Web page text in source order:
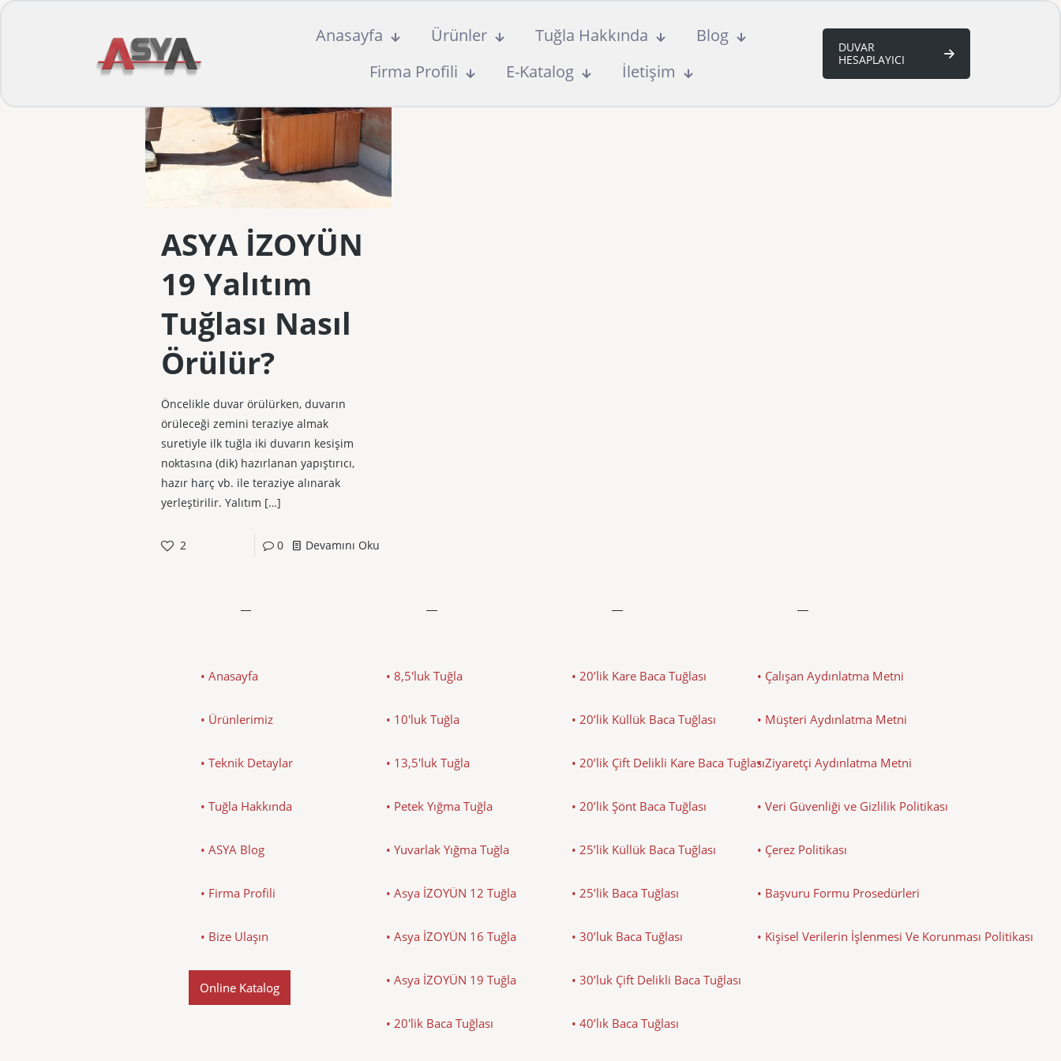
Anasayfa Ürünler Tuğla Hakkında
Blog
Firma Profili
E-Katalog İletişim
DUVAR
HESAPLAYICI
ASYA İZOYÜN
19 Yalıtım
Tuğlası Nasıl
Örülür?
Öncelikle duvar örülürken, duvarın
örüleceği zemini teraziye almak
suretiyle ilk tuğla iki duvarın kesişim
noktasına (dik) hazırlanan yapıştırıcı,
hazır harç vb. ile teraziye alınarak
yerleştirilir. Yalıtım […]
2 0 Devamını Oku
• Anasayfa
• Ürünlerimiz
• Teknik Detaylar
• Tuğla Hakkında
• ASYA Blog
• Firma Profili
• Bize Ulaşın
Online Katalog
• 8,5'luk Tuğla
• 10'luk Tuğla
• 13,5'luk Tuğla
• Petek Yığma Tuğla
• Yuvarlak Yığma Tuğla
• Asya İZOYÜN 12 Tuğla
• Asya İZOYÜN 16 Tuğla
• Asya İZOYÜN 19 Tuğla
• 20'lik Baca Tuğlası
• 20’lik Kare Baca Tuğlası
• 20’lik Küllük Baca Tuğlası
• 20’lik Çift Delikli Kare Baca Tuğlası
• 20’lik Şönt Baca Tuğlası
• 25’lik Küllük Baca Tuğlası
• 25’lik Baca Tuğlası
• 30’luk Baca Tuğlası
• 30’luk Çift Delikli Baca Tuğlası
• 40’lık Baca Tuğlası
• Çalışan Aydınlatma Metni
• Müşteri Aydınlatma Metni
• Ziyaretçi Aydınlatma Metni
• Veri Güvenliği ve Gizlilik Politikası
• Çerez Politikası
• Başvuru Formu Prosedürleri
• Kişisel Verilerin İşlenmesi Ve Korunması Politikası